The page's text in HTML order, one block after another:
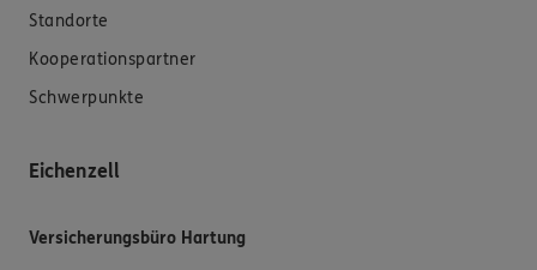
Standorte
Kooperationspartner
Schwerpunkte
Eichenzell
Versicherungsbüro Hartung